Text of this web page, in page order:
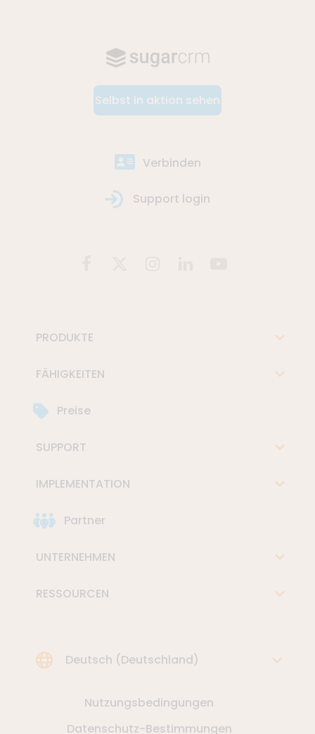
Selbst in aktion sehen
Verbinden
Support login
PRODUKTE
FÄHIGKEITEN
Preise
SUPPORT
IMPLEMENTATION
Partner
UNTERNEHMEN
RESSOURCEN
Nutzungsbedingungen
Datenschutz-Bestimmungen
Choose Language
Deutsch (Deutschland)